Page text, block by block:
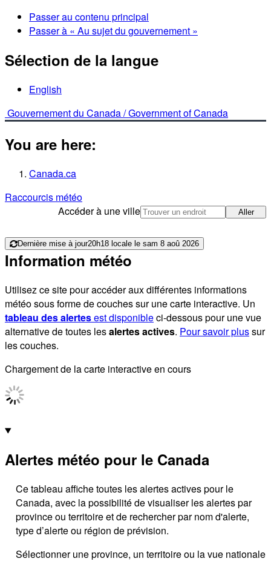
Passer au contenu principal
Passer à « Au sujet du gouvernement »
Sélection de la langue
English
Gouvernement du Canada /Government of Canada
You are here:
Canada.ca
Raccourcis météo
Accéder à une ville
Aller
Dernière mise à jour20h18 locale le sam 8 aoû 2026
Information météo
Utilisez ce site pour accéder aux différentes informations
météo sous forme de couches sur une carte interactive. Un
tableau des alertesest disponibleci-dessous pour une vue
alternative de toutes lesalertes actives. Pour savoir plussur
les couches.
Chargement de la carte interactive en cours
Alertes météo pour le Canada
Ce tableau affiche toutes les alertes actives pour le
Canada, avec la possibilité de visualiser les alertes par
province ou territoire et de rechercher par nom d'alerte,
type d’alerte ou région de prévision.
Sélectionner une province, un territoire ou la vue nationale